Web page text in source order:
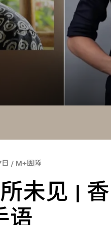
日 / M+團隊
未见 | 香
语